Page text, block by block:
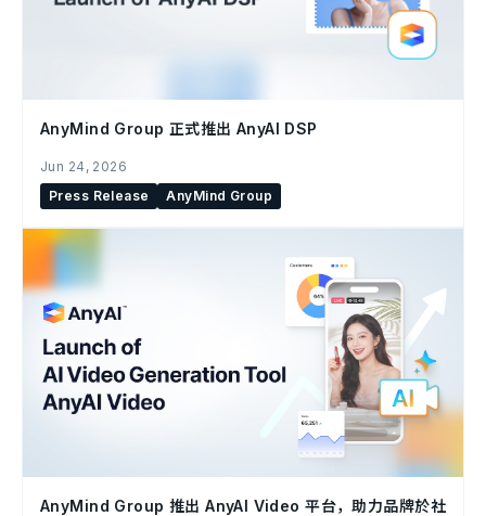
AnyMind Group 正式推出 AnyAI DSP
Jun 24, 2026
Press Release
AnyMind Group
AnyMind Group 推出 AnyAI Video 平台，助力品牌於社